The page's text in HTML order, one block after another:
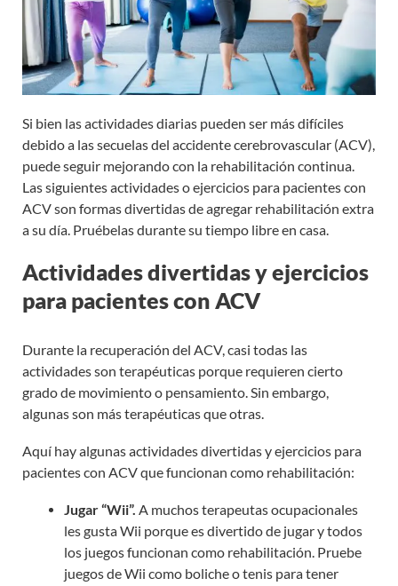
Si bien las actividades diarias pueden ser más difíciles
debido a las secuelas del accidente cerebrovascular (ACV),
puede seguir mejorando con la rehabilitación continua.
Las siguientes actividades o ejercicios para pacientes con
ACV son formas divertidas de agregar rehabilitación extra
a su día. Pruébelas durante su tiempo libre en casa.
Actividades divertidas y ejercicios
para pacientes con ACV
Durante la recuperación del ACV, casi todas las
actividades son terapéuticas porque requieren cierto
grado de movimiento o pensamiento. Sin embargo,
algunas son más terapéuticas que otras.
Aquí hay algunas actividades divertidas y ejercicios para
pacientes con ACV que funcionan como rehabilitación:
Jugar “Wii”. A muchos terapeutas ocupacionales
les gusta Wii porque es divertido de jugar y todos
los juegos funcionan como rehabilitación. Pruebe
juegos de Wii como boliche o tenis para tener